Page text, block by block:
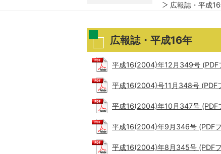
広報誌・平成
広報誌・平成16年
平成16(2004)年12月349号 (PDF
平成16(2004)号11月348号 (PDF
平成16(2004)年10月347号 (PDF
平成16(2004)年9月346号 (PDF
平成16(2004)年8月345号 (PDF